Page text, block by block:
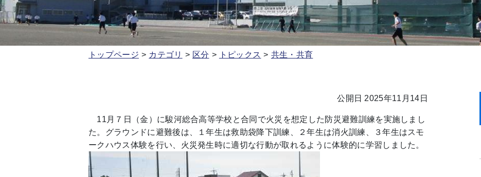
トップページ カテゴリ 区分 トピックス 共生・共育
公開日 2025年11月14日
11月７日（金）に駿河総合高等学校と合同で火災を想定した防災避難訓練を実施しまし
た。グラウンドに避難後は、１年生は救助袋降下訓練、２年生は消火訓練、３年生はスモ
ークハウス体験を行い、火災発生時に適切な行動が取れるように体験的に学習しました。